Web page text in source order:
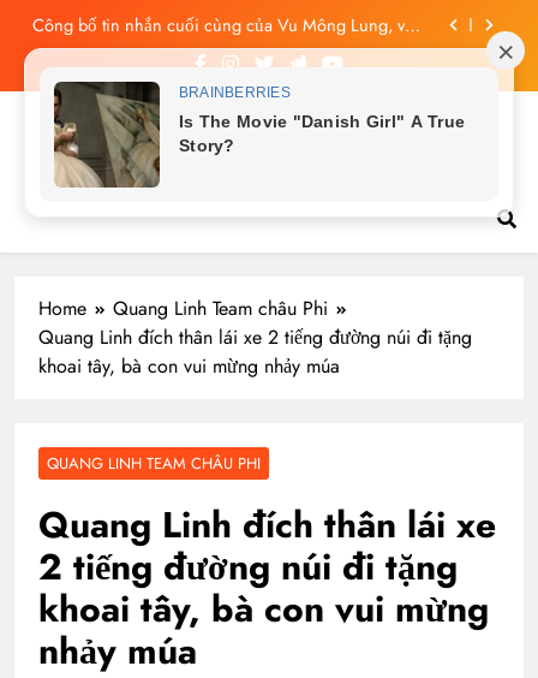
content
Vu Mông Lung báo cáo khám nghiệm bị “rò rỉ” dư
luận sục sôi và đặt nhiều câu hỏi
Vu Mông Lung mất ngày ‘Huyết Nguyệt’, nghi Uông
Du Cầm ‘hại’, bằng chứng bị lộ!
Vu Mông Lung từng ra tín hiệu cầu cứu trên
livestream, mẹ đến công ty quậy?
Công bố tin nhắn cuối cùng của Vu Mông Lung, vừa
đau xót vừa phẫn nộ
Tin tức nóng hổi
Home
Quang Linh Team châu Phi
Quang Linh đích thân lái xe 2 tiếng đường núi đi tặng
khoai tây, bà con vui mừng nhảy múa
QUANG LINH TEAM CHÂU PHI
Quang Linh đích thân lái xe
2 tiếng đường núi đi tặng
khoai tây, bà con vui mừng
nhảy múa